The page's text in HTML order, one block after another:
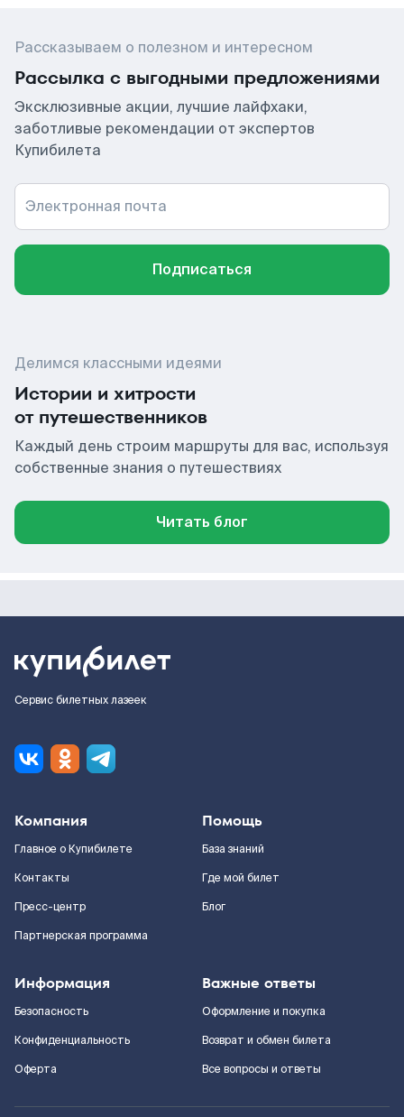
Рассказываем о полезном и интересном
Рассылка с выгодными предложениями
Эксклюзивные акции, лучшие лайфхаки,
заботливые рекомендации от экспертов
Купибилета
Электронная почта
Подписаться
Делимся классными идеями
Истории и хитрости
от путешественников
Каждый день строим маршруты для вас, используя
собственные знания о путешествиях
Читать блог
Сервис билетных лазеек
Компания
Главное о Купибилете
Контакты
Пресс-центр
Партнерская программа
Помощь
База знаний
Где мой билет
Блог
Информация
Безопасность
Конфиденциальность
Оферта
Важные ответы
Оформление и покупка
Возврат и обмен билета
Все вопросы и ответы